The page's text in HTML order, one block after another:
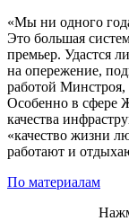
«Мы ни одного
Это большая
премьер. Удастся
на опережение,
работой
Особенно в сфере
качества
«качество жизни
работают и
По материалам